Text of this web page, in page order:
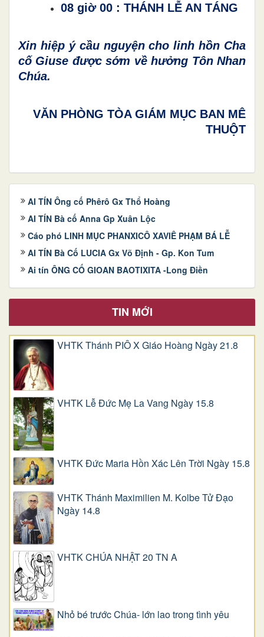
08 giờ 00 : THÁNH LỄ AN TÁNG
Xin hiệp ý cầu nguyện cho linh hồn Cha
cố Giuse được sớm về hưởng Tôn Nhan
Chúa.
VĂN PHÒNG TÒA GIÁM MỤC BAN MÊ
THUỘT
AI TÍN Ông cố Phêrô Gx Thổ Hoàng
AI TÍN Bà cố Anna Gp Xuân Lộc
Cáo phó LINH MỤC PHANXICÔ XAVIÊ PHẠM BÁ LỄ
AI TÍN Bà Cố LUCIA Gx Võ Định - Gp. Kon Tum
Ai tín ÔNG CỐ GIOAN BAOTIXITA -Long Điền
TIN MỚI
VHTK Thánh PIÔ X Giáo Hoàng Ngày 21.8
VHTK Lễ Đức Mẹ La Vang Ngày 15.8
VHTK Đức Maria Hồn Xác Lên Trời Ngày 15.8
VHTK Thánh Maximilien M. Kolbe Tử Đạo
Ngày 14.8
VHTK CHÚA NHẬT 20 TN A
Nhỏ bé trước Chúa- lớn lao trong tình yêu